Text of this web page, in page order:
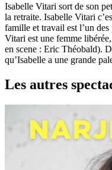
Isabelle Vitari sort de son
la retraite. Isabelle Vitari
famille et travail est l’un
Vitari est une femme
en scene : Eric Théobald).
qu’Isabelle a une grande
Les autres